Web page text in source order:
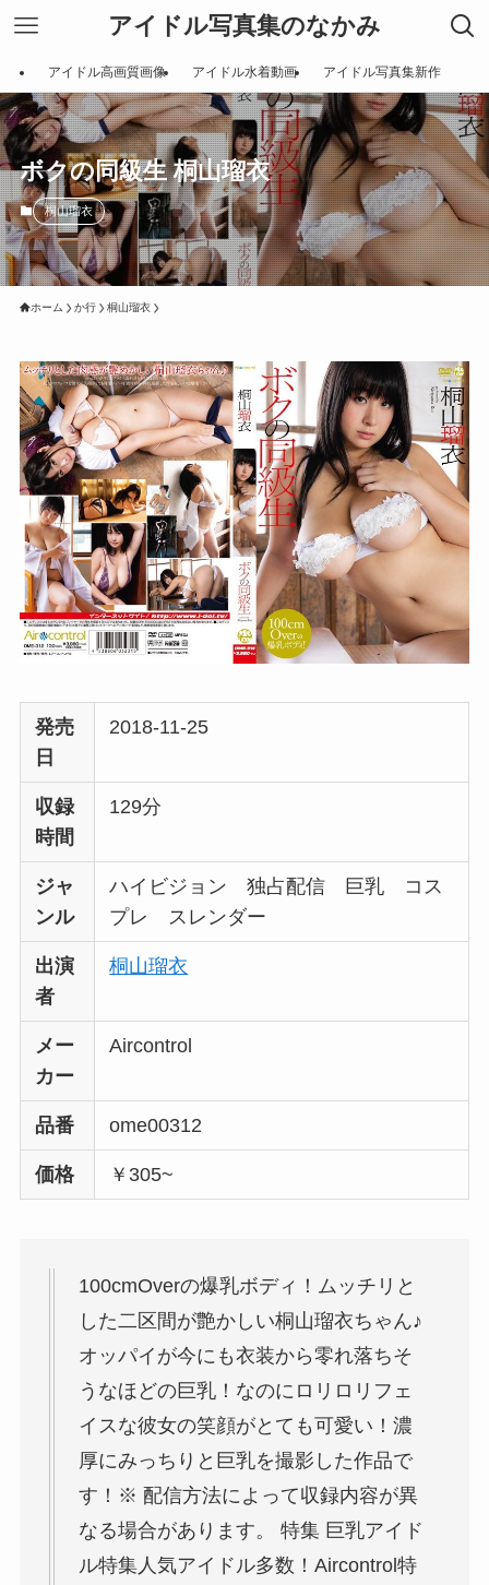
アイドル写真集のなかみ
アイドル高画質画像 アイドル水着動画 アイドル写真集新作
ボクの同級生 桐山瑠衣
桐山瑠衣
ホーム か行 桐山瑠衣
発売
日
2018-11-25
収録
時間
129分
ジャ
ンル
ハイビジョン 独占配信 巨乳 コス
プレ スレンダー
出演
者
桐山瑠衣
メー
カー
Aircontrol
品番 ome00312
価格 ￥305~
100cmOverの爆乳ボディ！ムッチリと
した二区間が艶かしい桐山瑠衣ちゃん♪
オッパイが今にも衣装から零れ落ちそ
うなほどの巨乳！なのにロリロリフェ
イスな彼女の笑顔がとても可愛い！濃
厚にみっちりと巨乳を撮影した作品で
す！※ 配信方法によって収録内容が異
なる場合があります。 特集 巨乳アイド
ル特集人気アイドル多数！Aircontrol特